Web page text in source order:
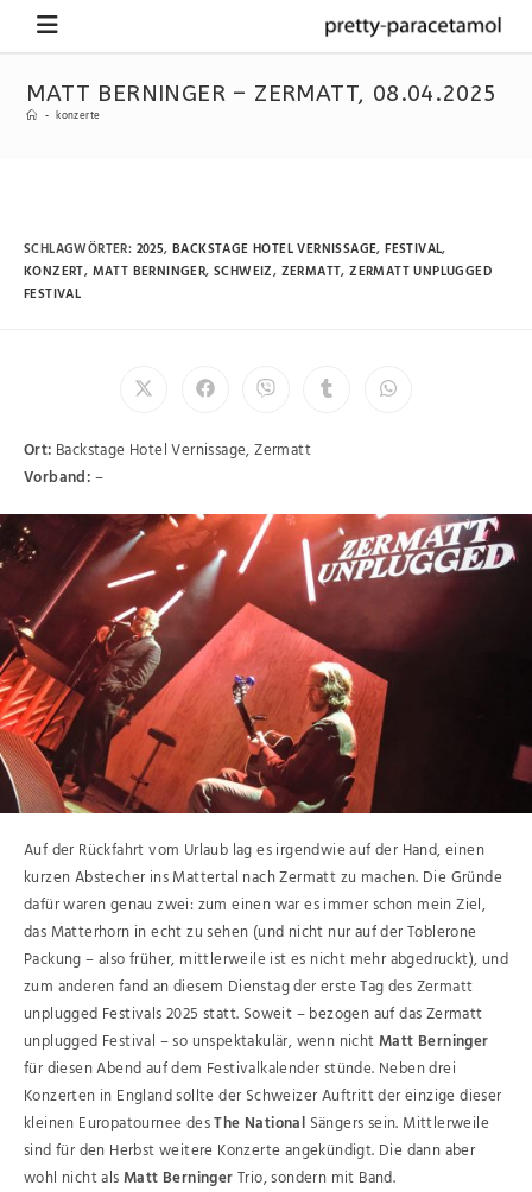
MATT BERNINGER – ZERMATT, 08.04.2025
- konzerte
SCHLAGWÖRTER: 2025, BACKSTAGE HOTEL VERNISSAGE, FESTIVAL,
KONZERT, MATT BERNINGER, SCHWEIZ, ZERMATT, ZERMATT UNPLUGGED
FESTIVAL
Ort: Backstage Hotel Vernissage, Zermatt
Vorband:–
Auf der Rückfahrt vom Urlaub lag es irgendwie auf der Hand, einen
kurzen Abstecher ins Mattertal nach Zermatt zu machen. Die Gründe
dafür waren genau zwei: zum einen war es immer schon mein Ziel,
das Matterhorn in echt zu sehen (und nicht nur auf der Toblerone
Packung – also früher, mittlerweile ist es nicht mehr abgedruckt), und
zum anderen fand an diesem Dienstag der erste Tag des Zermatt
unplugged Festivals 2025 statt. Soweit – bezogen auf das Zermatt
unplugged Festival – so unspektakulär, wenn nichtMatt Berninger
für diesen Abend auf dem Festivalkalender stünde. Neben drei
Konzerten in England sollte der Schweizer Auftritt der einzige dieser
kleinen Europatournee desThe National Sängers sein. Mittlerweile
sind für den Herbst weitere Konzerte angekündigt. Die dann aber
wohl nicht alsMatt BerningerTrio, sondern mit Band.